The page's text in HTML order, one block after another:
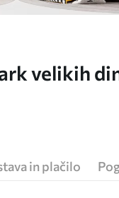
velikih
in plačilo